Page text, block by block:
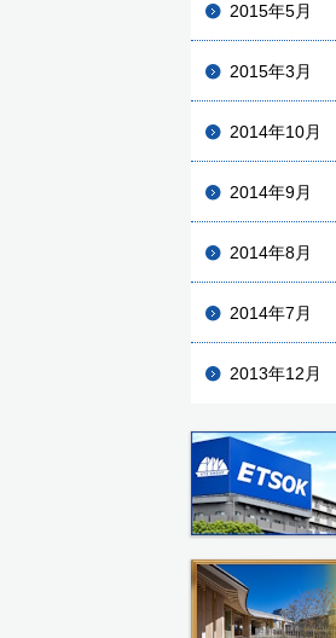
2015年5月
2015年3月
2014年10月
2014年9月
2014年8月
2014年7月
2013年12月